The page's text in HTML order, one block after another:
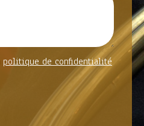
politique de confidentialité